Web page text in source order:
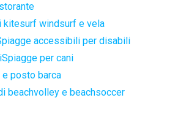
kitesurf windsurf e vela
accessibili per disabili
Spiagge per cani
posto barca
beachvolley e beachsoccer